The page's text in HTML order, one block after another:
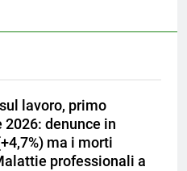
lavoro, primo
2026: denunce in
ma i morti
professionali a